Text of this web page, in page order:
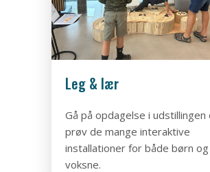
Leg & lær
Gå på opdagelse i udstillingen
prøv de mange interaktive
installationer for både børn og
voksne.